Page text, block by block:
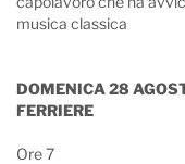
musica classica
DOMENICA 28
FERRIERE
Ore 7